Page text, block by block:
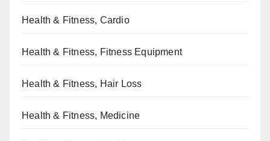
Health & Fitness, Cardio
Health & Fitness, Fitness Equipment
Health & Fitness, Hair Loss
Health & Fitness, Medicine